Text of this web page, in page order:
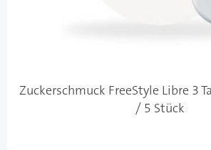
Zuckerschmuck FreeStyle Libre 3
/ 5 Stück